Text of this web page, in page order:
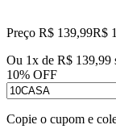
Preço R$ 139,99R$
Ou 1x de R$ 139,99
10% OFF
Copie o cupom e